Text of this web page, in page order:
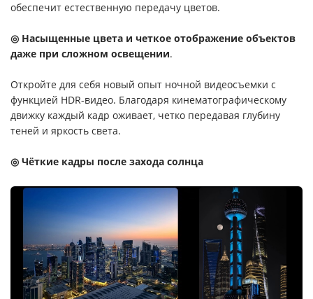
обеспечит естественную передачу цветов.
◎ Насыщенные цвета и четкое отображение объектов
даже при сложном освещении.
Откройте для себя новый опыт ночной видеосъемки с
функцией HDR-видео. Благодаря кинематографическому
движку каждый кадр оживает, четко передавая глубину
теней и яркость света.
◎ Чёткие кадры после захода солнца